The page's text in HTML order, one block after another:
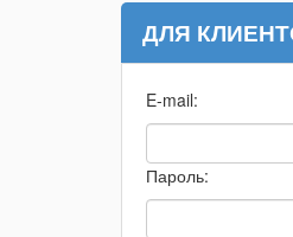
ДЛЯ
E-mail:
Пароль: